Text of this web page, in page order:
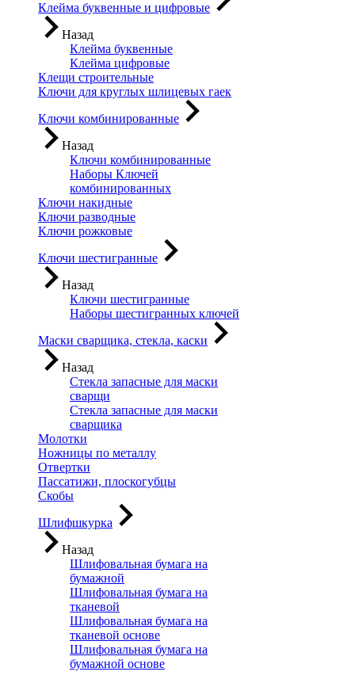
Клейма буквенные и цифровые
Назад
Клейма буквенные
Клейма цифровые
Клещи строительные
Ключи для круглых шлицевых гаек
Ключи комбинированные
Назад
Ключи комбинированные
Наборы Ключей
комбинированных
Ключи накидные
Ключи разводные
Ключи рожковые
Ключи шестигранные
Назад
Ключи шестигранные
Наборы шестигранных ключей
Маски сварщика, стекла, каски
Назад
Стекла запасные для маски
сварщи
Стекла запасные для маски
сварщика
Молотки
Ножницы по металлу
Отвертки
Пассатижи, плоскогубцы
Скобы
Шлифшкурка
Назад
Шлифовальная бумага на
бумажной
Шлифовальная бумага на
тканевой
Шлифовальная бумага на
тканевой основе
Шлифовальная бумага на
бумажной основе